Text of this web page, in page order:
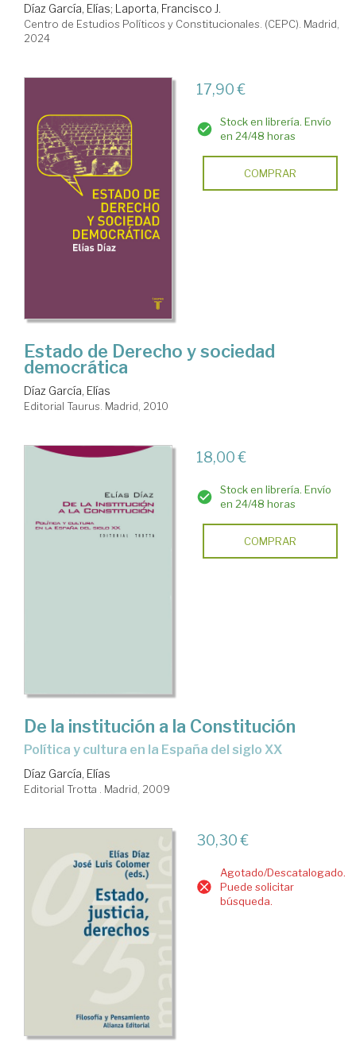
Díaz García, Elías; Laporta, Francisco J.
Centro de Estudios Políticos y Constitucionales. (CEPC). Madrid,
2024
17,90 €
Stock en librería. Envío
en 24/48 horas
COMPRAR
Estado de Derecho y sociedad
democrática
Díaz García, Elías
Editorial Taurus. Madrid, 2010
18,00 €
Stock en librería. Envío
en 24/48 horas
COMPRAR
De la institución a la Constitución
política y cultura en la España del siglo XX
Díaz García, Elías
Editorial Trotta . Madrid, 2009
30,30 €
Agotado/Descatalogado.
Puede solicitar
búsqueda.